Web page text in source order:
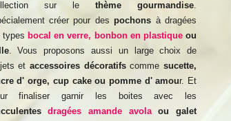
sur lethème gourmandise.
créer pour despochons à dragées
types bocal en verre, bonbon en plastiqueou
. Vous proposons aussi un large choix de
et accessoires décoratifscommesucette,
d' orge, cup cake ou pomme d' amour. Et
finaliser garnir les boites avec les
dragées amande avolaou galet